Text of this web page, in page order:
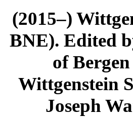
(2015–)
BNE). Edited
of
Wittgenstein
Joseph